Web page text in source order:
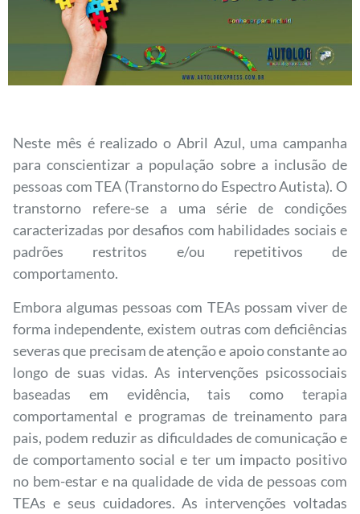
Neste mês é realizado o Abril Azul, uma campanha
para conscientizar a população sobre a inclusão de
pessoas com TEA (Transtorno do Espectro Autista). O
transtorno refere-se a uma série de condições
caracterizadas por desafios com habilidades sociais e
padrões restritos e/ou repetitivos de
comportamento.
Embora algumas pessoas com TEAs possam viver de
forma independente, existem outras com deficiências
severas que precisam de atenção e apoio constante ao
longo de suas vidas. As intervenções psicossociais
baseadas em evidência, tais como terapia
comportamental e programas de treinamento para
pais, podem reduzir as dificuldades de comunicação e
de comportamento social e ter um impacto positivo
no bem-estar e na qualidade de vida de pessoas com
TEAs e seus cuidadores. As intervenções voltadas